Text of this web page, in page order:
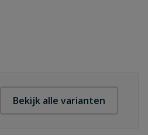
Bekijk alle varianten